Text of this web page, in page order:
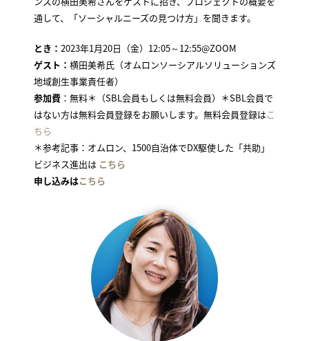
通して、「ソーシャルニーズの見つけ方」を聞きます。
とき： 2023年1月20日（金）12:05～12:55@ZOOM
ゲスト： 横田美希氏（オムロンソーシアルソリューションズ
地域創生事業責任者）
参加費：無料＊（SBL会員もしくは無料会員）＊SBL会員で
はない方は無料会員登録をお願いします。無料会員登録はこ
ちら
＊参考記事：オムロン、1500自治体でDX駆使した「共助」
ビジネス進出は こちら
申し込みはこちら